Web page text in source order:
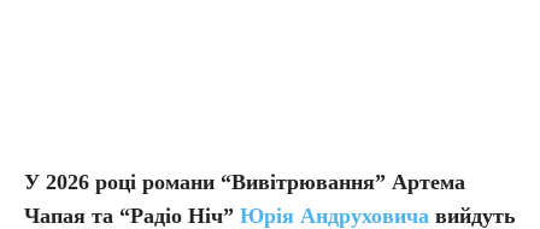
У 2026 році романи “Вивітрювання” Артема
Чапая та “Радіо Ніч” Юрія Андруховича вийдуть